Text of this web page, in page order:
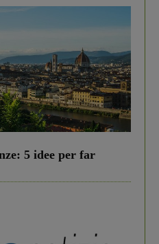
5 idee per far